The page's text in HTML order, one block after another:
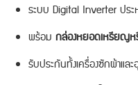
ระบบ Digital Inverter ประ
พร้อม กล่องหยอดเหรียญห
รับประกันทั้งเครื่องซักผ้าแ